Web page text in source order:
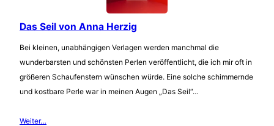
Das Seil von Anna Herzig
Bei kleinen, unabhängigen Verlagen werden manchmal die
wunderbarsten und schönsten Perlen veröffentlicht, die ich mir oft in
größeren Schaufenstern wünschen würde. Eine solche schimmernde
und kostbare Perle war in meinen Augen „Das Seil“…
Weiter…